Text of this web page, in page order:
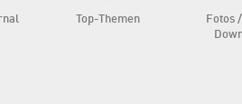
Top-Themen
Fotos